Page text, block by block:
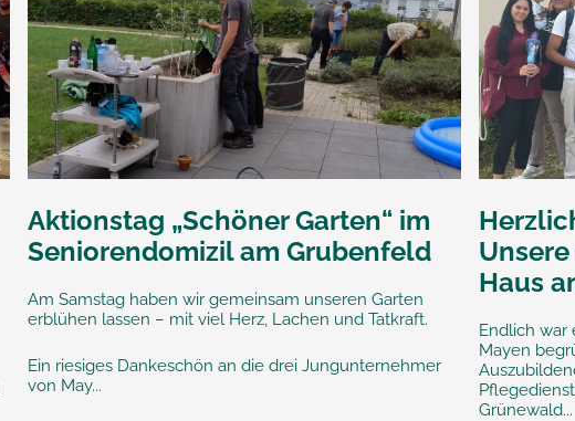
Aktionstag „Schöner Garten“ im
Seniorendomizil am Grubenfeld
Am Samstag haben wir gemeinsam unseren Garten
erblühen lassen – mit viel Herz, Lachen und Tatkraft.
Ein riesiges Dankeschön an die drei Jungunternehmer
von May...
Haus
Endlich war
Mayen
Grünewald...